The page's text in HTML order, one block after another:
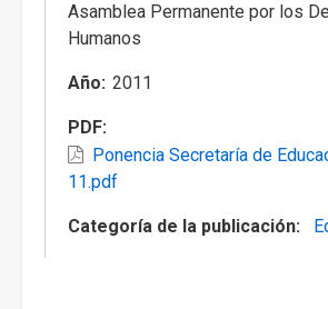
Asamblea Permanente por los
Humanos
Año 2011
PDF
Ponencia Secretaría de
11.pdf
Categoría de la publicación